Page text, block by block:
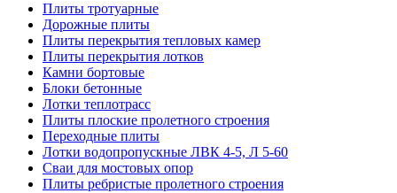
Плиты тротуарные
Дорожные плиты
Плиты перекрытия тепловых камер
Плиты перекрытия лотков
Камни бортовые
Блоки бетонные
Лотки теплотрасс
Плиты плоские пролетного строения
Переходные плиты
Лотки водопропускные ЛВК 4-5, Л 5-60
Сваи для мостовых опор
Плиты ребристые пролетного строения